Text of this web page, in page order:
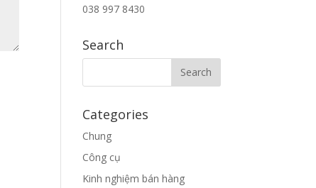
038 997 8430
Search
Categories
Chung
Công cụ
Kinh nghiệm bán hàng